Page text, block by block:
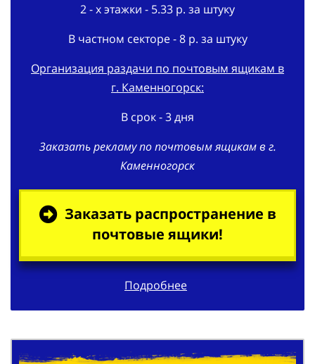
2 - х этажки - 5.33 р. за штуку
В частном секторе - 8 р. за штуку
Организация раздачи по почтовым ящикам в
г. Каменногорск:
В срок - 3 дня
Заказать рекламу по почтовым ящикам в г.
Каменногорск
Заказать распространение в
почтовые ящики!
Подробнее